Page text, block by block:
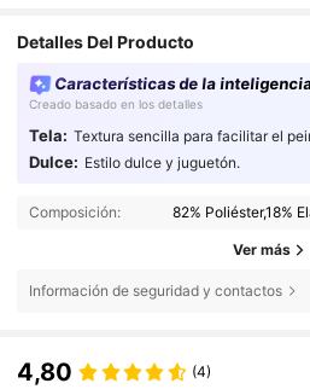
Detalles Del Producto
Características de la
Creado basado en los detalles
Tela: Textura sencilla para facilitar el
Dulce: Estilo dulce y juguetón.
Composición: 82% Poliéster,18%
Ver más
Información de seguridad y contactos
4,80 (4)